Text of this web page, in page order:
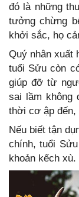
đó là những
tưởng chừng
khởi sắc, họ
Quý nhân xuất
tuổi Sửu còn
giúp đỡ từ
sai lầm không
thời cơ ập đến,
Nếu biết tận
chính, tuổi
khoản kếch xù.